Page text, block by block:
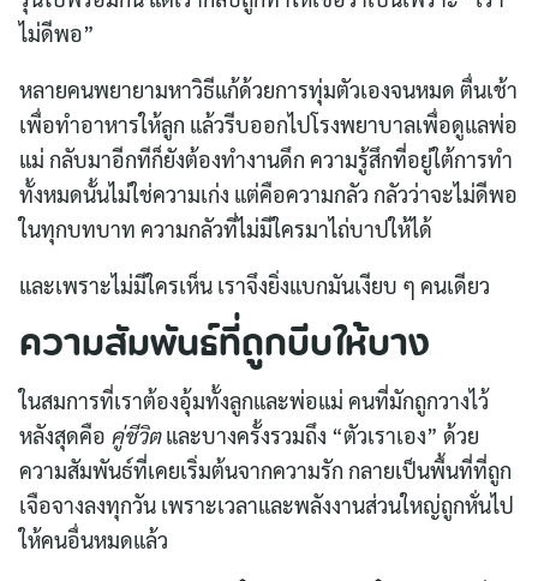
ไม่ดีพอ”
หลายคนพยายามหาวิธีแก้ด้วยการทุ่มตัวเองจนหมด ตื่นเช้า
เพื่อทำอาหารให้ลูก แล้วรีบออกไปโรงพยาบาลเพื่อดูแลพ่อ
แม่ กลับมาอีกทีก็ยังต้องทำงานดึก ความรู้สึกที่อยู่ใต้การทำ
ทั้งหมดนั้นไม่ใช่ความเก่ง แต่คือความกลัว กลัวว่าจะไม่ดีพอ
ในทุกบทบาท ความกลัวที่ไม่มีใครมาไถ่บาปให้ได้
และเพราะไม่มีใครเห็น เราจึงยิ่งแบกมันเงียบ ๆ คนเดียว
ความสัมพันธ์ที่ถูกบีบให้บาง
ในสมการที่เราต้องอุ้มทั้งลูกและพ่อแม่ คนที่มักถูกวางไว้
หลังสุดคือ คู่ชีวิตและบางครั้งรวมถึง “ตัวเราเอง” ด้วย
ความสัมพันธ์ที่เคยเริ่มต้นจากความรัก กลายเป็นพื้นที่ที่ถูก
เจือจางลงทุกวัน เพราะเวลาและพลังงานส่วนใหญ่ถูกหั่นไป
ให้คนอื่นหมดแล้ว